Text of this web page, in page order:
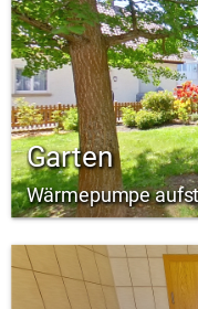
Garten
Wärmepumpe